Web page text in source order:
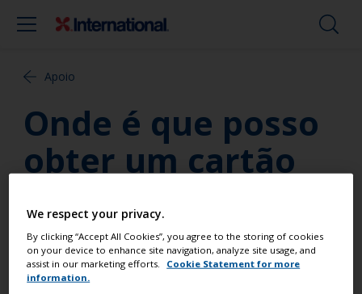
Apoio
Onde é que posso
obter um cartão
de cores das tintas
para o costado?
We respect your privacy.
By clicking “Accept All Cookies”, you agree to the storing of cookies
on your device to enhance site navigation, analyze site usage, and
assist in our marketing efforts.
Cookie Statement for more
information.